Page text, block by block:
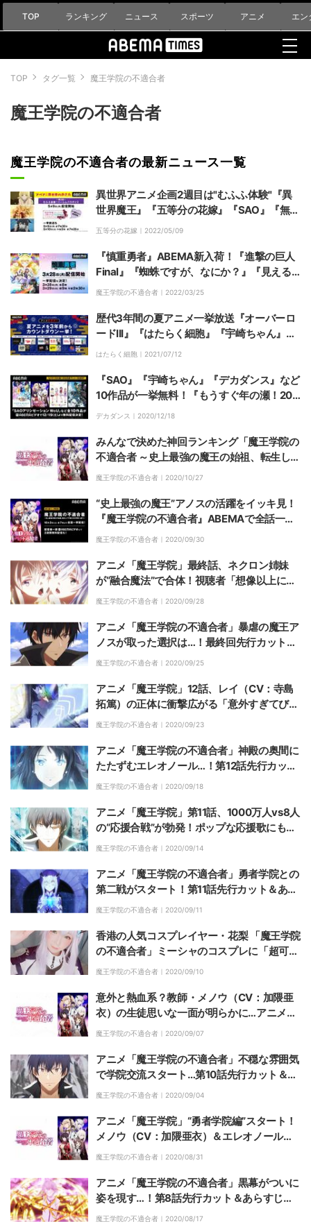
TOP ランキング ニュース スポーツ アニメ エン
TOP タグ一覧 魔王学院の不適合者
魔王学院の不適合者
魔王学院の不適合者の最新ニュース一覧
異世界アニメ企画2週目は"むふふ体験"『異
世界魔王』『五等分の花嫁』『SAO』『無職
転生』『終末のハーレム』など一挙
五等分の花嫁｜ 2022/05/09
『慎重勇者』ABEMA新入荷！『進撃の巨人
Final』『蜘蛛ですが、なにか？』『見える
子ちゃん』など全6作品一挙放送
魔王学院の不適合者｜ 2022/03/25
歴代3年間の夏アニメ一挙放送『オーバーロ
ードIII』『はたらく細胞』『宇崎ちゃん』
『ダンまち』など全10作品を3週連続
はたらく細胞｜ 2021/07/12
『SAO』『宇崎ちゃん』『デカダンス』など
10作品が一挙無料！『もうすぐ年の瀬！202
0夏アニメ一気見SP』開催
デカダンス｜ 2020/12/18
みんなで決めた神回ランキング「魔王学院の
不適合者 ～史上最強の魔王の始祖、転生して
子孫たちの学校へ通う～」ベスト5発表！
魔王学院の不適合者｜ 2020/10/27
“史上最強の魔王”アノスの活躍をイッキ見！
『魔王学院の不適合者』ABEMAで全話一挙
配信
魔王学院の不適合者｜ 2020/09/30
アニメ「魔王学院」最終話、ネクロン姉妹
が“融合魔法”で合体！視聴者「想像以上にカ
ッコイイ」
魔王学院の不適合者｜ 2020/09/28
アニメ「魔王学院の不適合者」暴虐の魔王ア
ノスが取った選択は…！最終回先行カット＆
あらすじ公開
魔王学院の不適合者｜ 2020/09/25
アニメ「魔王学院」12話、レイ（CV：寺島
拓篤）の正体に衝撃広がる「意外すぎてびっ
くり」
魔王学院の不適合者｜ 2020/09/23
アニメ「魔王学院の不適合者」神殿の奥間に
たたずむエレオノール…！第12話先行カット
＆あらすじ公開
魔王学院の不適合者｜ 2020/09/18
アニメ「魔王学院」第11話、1000万人vs8人
の“応援合戦”が勃発！ポップな応援歌にも注
目
魔王学院の不適合者｜ 2020/09/14
アニメ「魔王学院の不適合者」勇者学院との
第二戦がスタート！第11話先行カット＆あら
すじ公開
魔王学院の不適合者｜ 2020/09/11
香港の人気コスプレイヤー・花梨 「魔王学院
の不適合者」ミーシャのコスプレに「超可
愛」とファン大興奮
魔王学院の不適合者｜ 2020/09/10
意外と熱血系？教師・メノウ（CV：加隈亜
衣）の生徒思いな一面が明らかに…アニメ
「魔王学院」第10話
魔王学院の不適合者｜ 2020/09/07
アニメ「魔王学院の不適合者」不穏な雰囲気
で学院交流スタート…第10話先行カット＆あ
らすじ公開
魔王学院の不適合者｜ 2020/09/04
アニメ「魔王学院」“勇者学院編”スタート！
メノウ（CV：加隈亜衣）＆エレオノール
（CV：渡部紗弓）が初登場した9話
魔王学院の不適合者｜ 2020/08/31
アニメ「魔王学院の不適合者」黒幕がついに
姿を現す…！第8話先行カット＆あらすじ公
開
魔王学院の不適合者｜ 2020/08/17